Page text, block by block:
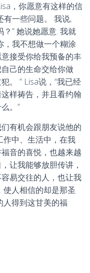
，你愿意有这样的信
有一些问题。 我说,
” 她说她愿意. 我就
，我不想做一个糊涂
接受你给我预备的丰
己的生命交给你做
。 ” Lisa说，“我已经
样祷告，并且看约翰
。”
有机会跟朋友说他的
作中、生活中，在我
音的喜悦，也越来越
让我能够放胆传讲，
易交往的人，也让我
人相信的却是那圣
人得到这甘美的福